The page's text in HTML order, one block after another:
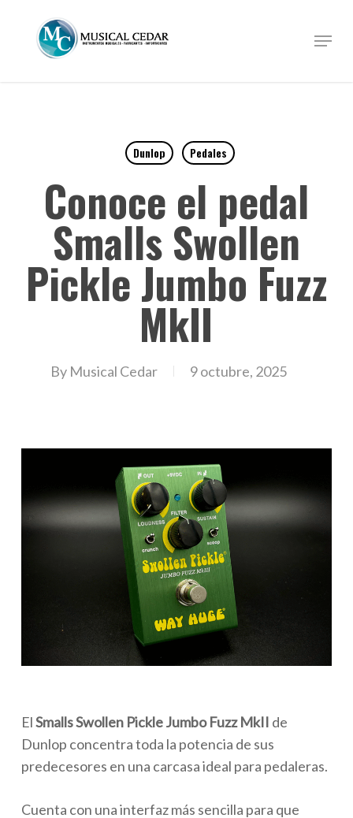
Menu
Dunlop Pedales
Conoce el pedal
Smalls Swollen
Pickle Jumbo Fuzz
MkII
By Musical Cedar 9 octubre, 2025
ElSmalls Swollen Pickle Jumbo Fuzz MkII de
Dunlop concentra toda la potencia de sus
predecesores en una carcasa ideal para pedaleras.
Cuenta con una interfaz más sencilla para que
Close